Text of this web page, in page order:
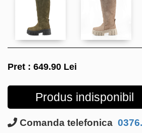
Pret : 649.90 Lei
Produs indisponibil
Comanda telefonica